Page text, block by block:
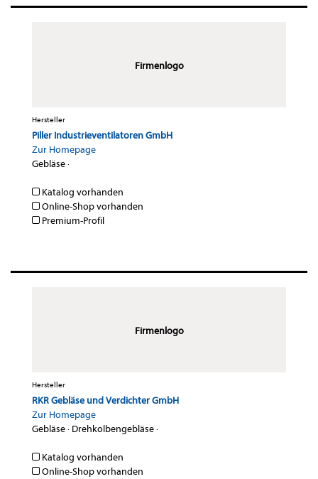
Firmenlogo
Hersteller
Piller Industrieventilatoren GmbH
Zur Homepage
Gebläse·
Katalog vorhanden
Online-Shop vorhanden
Premium-Profil
Firmenlogo
Hersteller
RKR Gebläse und Verdichter GmbH
Zur Homepage
Gebläse· Drehkolbengebläse·
Katalog vorhanden
Online-Shop vorhanden